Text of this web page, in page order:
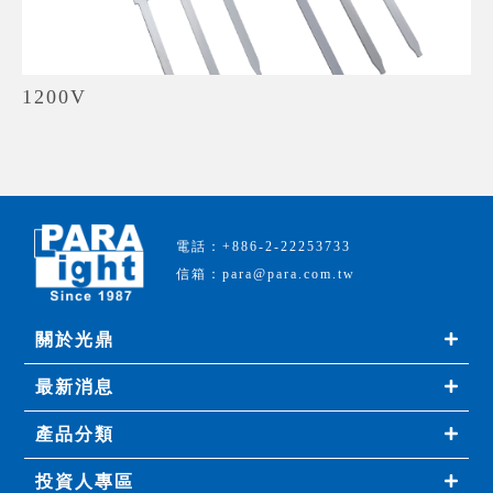
1200V
電話：+886-2-22253733
信箱：para@para.com.tw
關於光鼎
最新消息
產品分類
投資人專區